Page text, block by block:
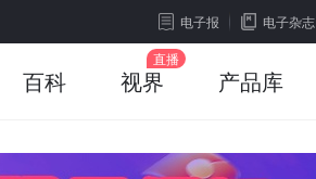
电子报 电子杂志
百科 视界 产品库